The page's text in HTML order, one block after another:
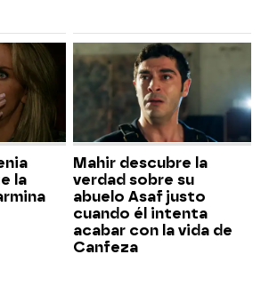
la
Mahir descubre la
verdad sobre su
abuelo Asaf justo
cuando él intenta
acabar con la vida de
Canfeza